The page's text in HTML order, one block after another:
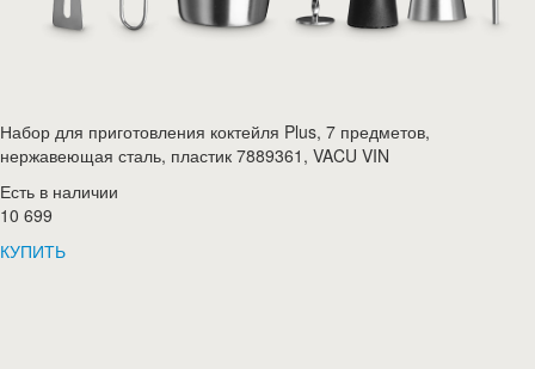
Набор для приготовления коктейля Plus, 7 предметов,
нержавеющая сталь, пластик 7889361, VACU VIN
Есть в наличии
10 699
КУПИТЬ